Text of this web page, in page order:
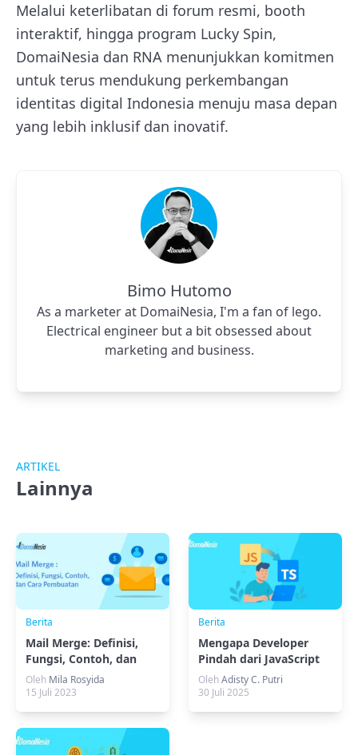
Melalui keterlibatan di forum resmi, booth
interaktif, hingga program Lucky Spin,
DomaiNesia dan RNA menunjukkan komitmen
untuk terus mendukung perkembangan
identitas digital Indonesia menuju masa depan
yang lebih inklusif dan inovatif.
Bimo Hutomo
As a marketer at DomaiNesia, I'm a fan of lego.
Electrical engineer but a bit obsessed about
marketing and business.
ARTIKEL
Lainnya
Berita
Mail Merge: Definisi,
Fungsi, Contoh, dan
Cara Pembuatan
Oleh Mila Rosyida
15 Juli 2023
Berita
Mengapa Developer
Pindah dari JavaScript
ke TypeScript?
OlehAdisty C. Putri
30 Juli 2025